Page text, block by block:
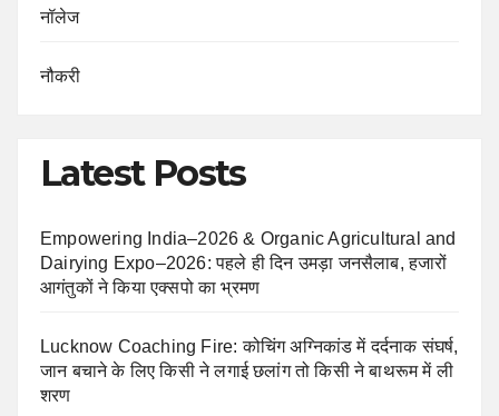
नॉलेज
नौकरी
Latest Posts
Empowering India–2026 & Organic Agricultural and
Dairying Expo–2026: पहले ही दिन उमड़ा जनसैलाब, हजारों
आगंतुकों ने किया एक्सपो का भ्रमण
Lucknow Coaching Fire: कोचिंग अग्निकांड में दर्दनाक संघर्ष,
जान बचाने के लिए किसी ने लगाई छलांग तो किसी ने बाथरूम में ली
शरण